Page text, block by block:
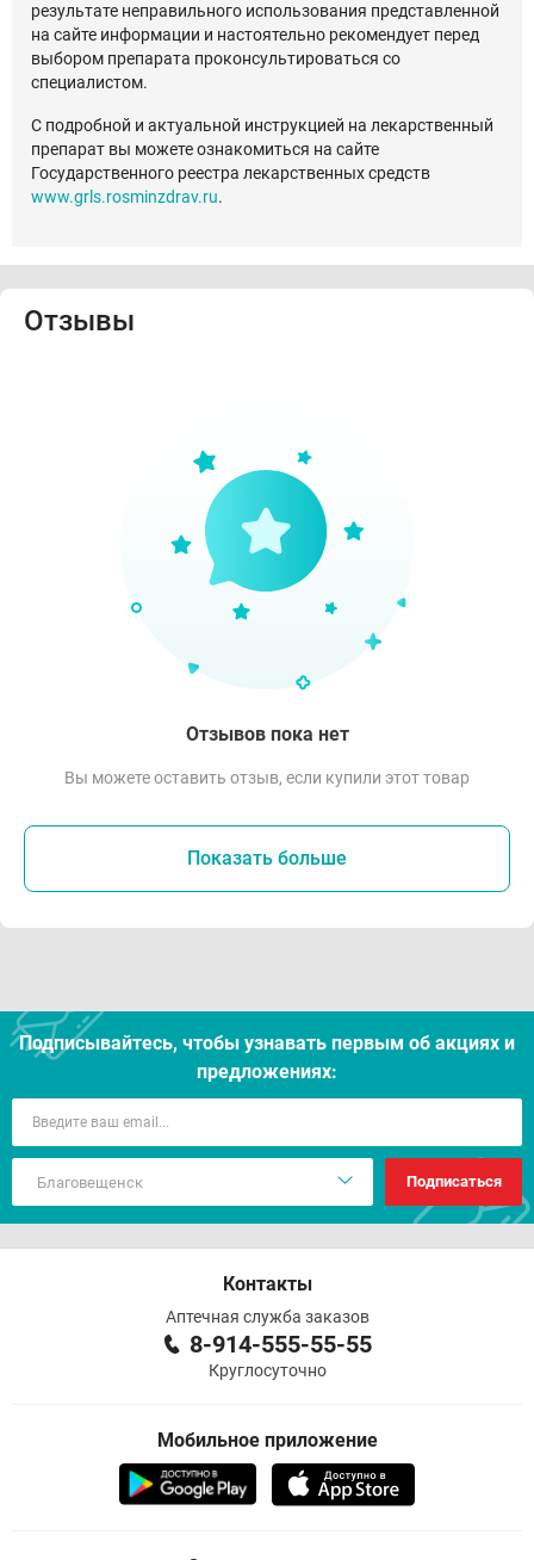
результате неправильного использования представленной
на сайте информации и настоятельно рекомендует перед
выбором препарата проконсультироваться со
специалистом.
С подробной и актуальной инструкцией на лекарственный
препарат вы можете ознакомиться на сайте
Государственного реестра лекарственных средств
www.grls.rosminzdrav.ru.
Отзывы
Отзывов пока нет
Вы можете оставить отзыв, если купили этот товар
Показать больше
Подписывайтесь, чтобы узнавать первым об акцияx и
предложениях:
Подписаться
Контакты
Аптечная служба заказов
8-914-555-55-55
Круглосуточно
Мобильное приложение